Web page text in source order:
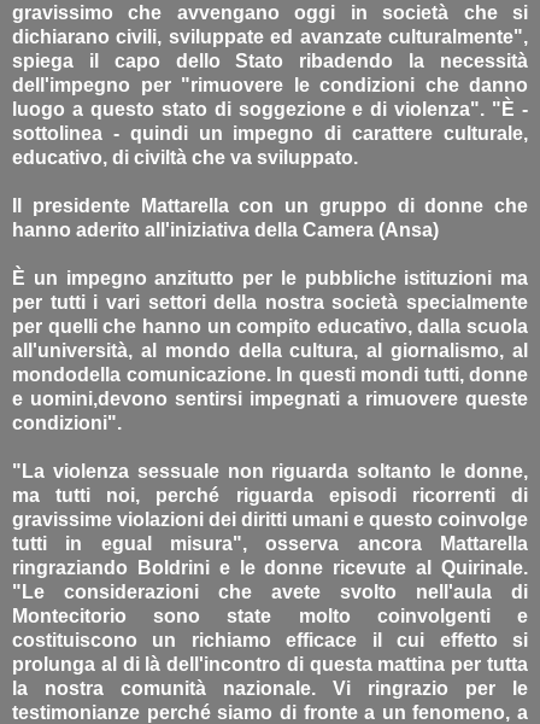
gravissimo che avvengano oggi in società che si
dichiarano civili, sviluppate ed avanzate culturalmente",
spiega il capo dello Stato ribadendo la necessità
dell'impegno per "rimuovere le condizioni che danno
luogo a questo stato di soggezione e di violenza". "È -
sottolinea - quindi un impegno di carattere culturale,
educativo, di civiltà che va sviluppato.
Il presidente Mattarella con un gruppo di donne che
hanno aderito all'iniziativa della Camera (Ansa)
È un impegno anzitutto per le pubbliche istituzioni ma
per tutti i vari settori della nostra società specialmente
per quelli che hanno un compito educativo, dalla scuola
all'università, al mondo della cultura, al giornalismo, al
mondodella comunicazione. In questi mondi tutti, donne
e uomini,devono sentirsi impegnati a rimuovere queste
condizioni".
"La violenza sessuale non riguarda soltanto le donne,
ma tutti noi, perché riguarda episodi ricorrenti di
gravissime violazioni dei diritti umani e questo coinvolge
tutti in egual misura", osserva ancora Mattarella
ringraziando Boldrini e le donne ricevute al Quirinale.
"Le considerazioni che avete svolto nell'aula di
Montecitorio sono state molto coinvolgenti e
costituiscono un richiamo efficace il cui effetto si
prolunga al di là dell'incontro di questa mattina per tutta
la nostra comunità nazionale. Vi ringrazio per le
testimonianze perché siamo di fronte a un fenomeno, a